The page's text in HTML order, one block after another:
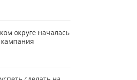
округе началась